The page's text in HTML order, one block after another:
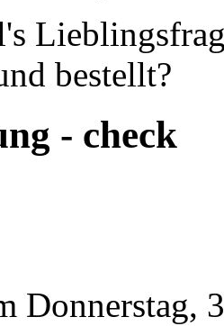
bestellt?
- check
Donnerstag,